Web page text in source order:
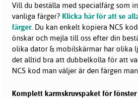
Vill du beställa med specialfärg som
vanliga färger? Klicka här för att se
färger. Du kan enkelt kopiera NCS
önskar och mejla till oss efter din
olika dator & mobilskärmar har olika
det alltid bra att dubbelkolla för att
NCS kod man väljer är den färgen
Komplett karmskruvspaket för